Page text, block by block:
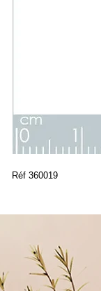
Réf 360019